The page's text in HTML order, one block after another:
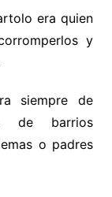
era quien
y
siempre de
de barrios
o padres